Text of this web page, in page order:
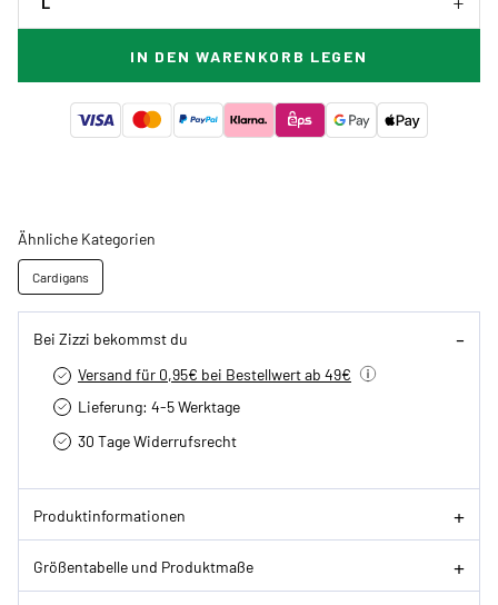
IN DEN WARENKORB LEGEN
Ähnliche Kategorien
Cardigans
Bei Zizzi bekommst du
Versand für 0,95€ bei Bestellwert ab 49€
Lieferung: 4-5 Werktage
30 Tage Widerrufsrecht
Produktinformationen
Größentabelle und Produktmaße